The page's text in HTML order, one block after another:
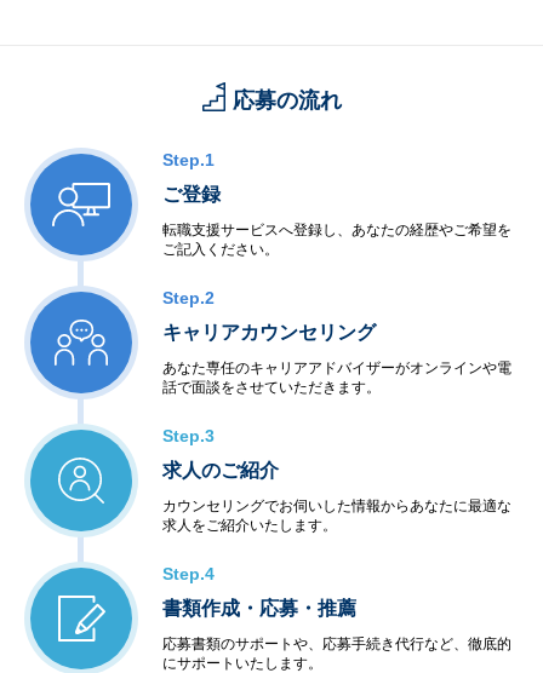
応募の流れ
Step.1
ご登録
転職支援サービスへ登録し、あなたの経歴やご希望を
ご記入ください。
Step.2
キャリアカウンセリング
あなた専任のキャリアアドバイザーがオンラインや電
話で面談をさせていただきます。
Step.3
求人のご紹介
カウンセリングでお伺いした情報からあなたに最適な
求人をご紹介いたします。
Step.4
書類作成・応募・推薦
応募書類のサポートや、応募手続き代行など、徹底的
にサポートいたします。